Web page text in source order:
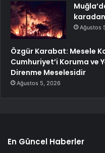
Ağustos
Özgür Karabat: Mesele
Cumhuriyet’i Koruma ve
Direnme Meselesidir
Ağustos 5, 2026
En Güncel Haberler